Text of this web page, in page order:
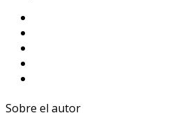
Sobre el autor